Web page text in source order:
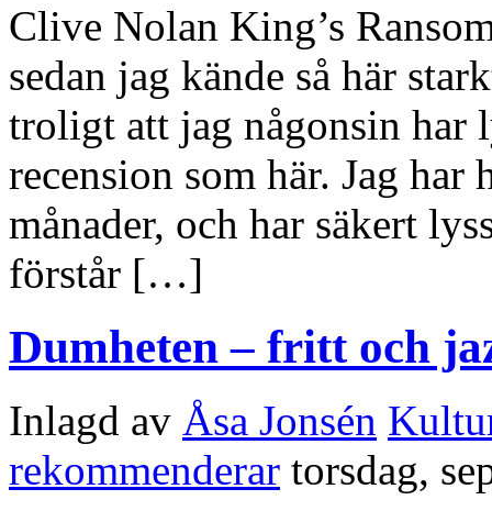
Clive Nolan King’s
sedan jag kände så här
troligt att jag någonsin har
recension som här. Jag
månader, och har säkert
förstår […]
Dumheten – fritt och
Inlagd av Åsa Jonsén
rekommenderar torsdag,